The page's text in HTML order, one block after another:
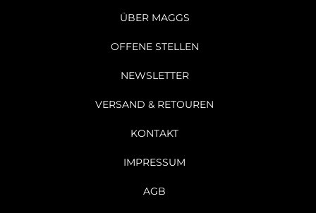
ÜBER MAGGS
OFFENE STELLEN
NEWSLETTER
VERSAND & RETOUREN
KONTAKT
IMPRESSUM
AGB